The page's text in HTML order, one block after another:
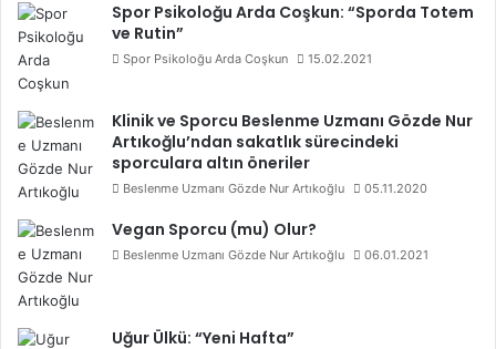
Spor Psikoloğu Arda Coşkun: “Sporda Totem
ve Rutin”
Spor Psikoloğu Arda Coşkun 15.02.2021
Klinik ve Sporcu Beslenme Uzmanı Gözde Nur
Artıkoğlu’ndan sakatlık sürecindeki
sporculara altın öneriler
Beslenme Uzmanı Gözde Nur Artıkoğlu 05.11.2020
Vegan Sporcu (mu) Olur?
Beslenme Uzmanı Gözde Nur Artıkoğlu 06.01.2021
Uğur Ülkü: “Yeni Hafta”